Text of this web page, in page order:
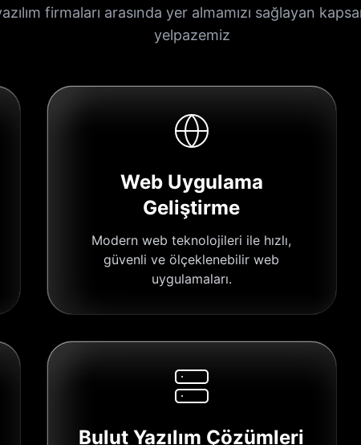
firmaları arasında yer almamızı sağlayan
yelpazemiz
Web Uygulama
Geliştirme
Modern web teknolojileri ile hızlı,
güvenli ve ölçeklenebilir web
uygulamaları.
Bulut Yazılım Çözümleri